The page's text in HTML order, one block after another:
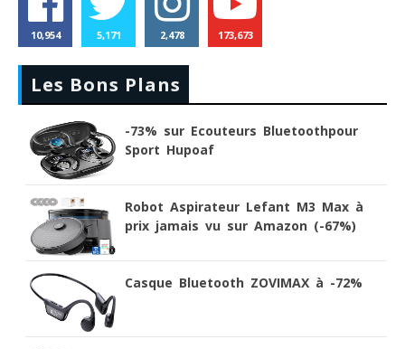
10,954 5,171 2,478 173,673
Les Bons Plans
-73% sur Ecouteurs Bluetoothpour
Sport Hupoaf
Robot Aspirateur Lefant M3 Max à
prix jamais vu sur Amazon (-67%)
Casque Bluetooth ZOVIMAX à -72%